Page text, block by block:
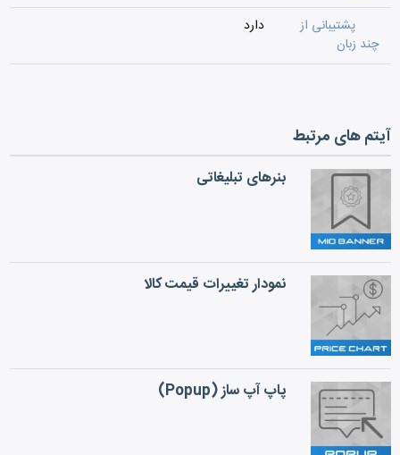
پشتیبانی از
چند زبان
دارد
آیتم های مرتبط
بنرهای تبلیغاتی
نمودار تغییرات قیمت کالا
پاپ آپ ساز (Popup)